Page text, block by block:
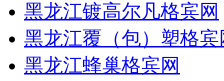
黑龙江镀高尔凡格宾网
黑龙江覆（包）塑格宾
黑龙江蜂巢格宾网